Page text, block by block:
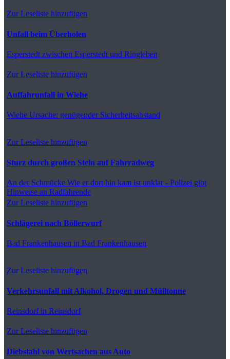
Zur Leseliste hinzufügen
Unfall beim Überholen
Esperstedt zwischen Esperstedt und Ringleben
Zur Leseliste hinzufügen
Auffahrunfall in Wiehe
Wiehe Ursache: genügender Sicherheitsabstand
Zur Leseliste hinzufügen
Sturz durch großen Stein auf Fahrradweg
An der Schmücke Wie er dort hin kam ist unklar - Polizei gibt
Hinweise an Radfahrende
Zur Leseliste hinzufügen
Schlägerei nach Böllerwurf
Bad Frankenhausen in Bad Frankenhausen
Zur Leseliste hinzufügen
Verkehrsunfall mit Alkohol, Drogen und Mülltonne
Reinsdorfin Reinsdorf
Zur Leseliste hinzufügen
Diebstahl von Wertsachen aus Auto